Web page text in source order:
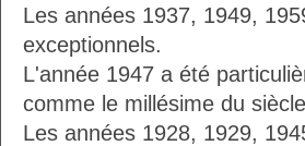
Les années 1937, 1949,
exceptionnels.
L'année 1947 a été
comme le millésime du
Les années 1928, 1929,